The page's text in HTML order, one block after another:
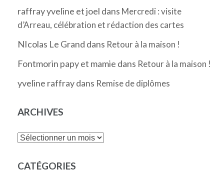
raffray yveline et joel dans Mercredi : visite
d’Arreau, célébration et rédaction des cartes
NIcolas Le Grand dans Retour à la maison !
Fontmorin papy et mamie dans Retour à la maison !
yveline raffraydans Remise de diplômes
ARCHIVES
Archives
CATÉGORIES